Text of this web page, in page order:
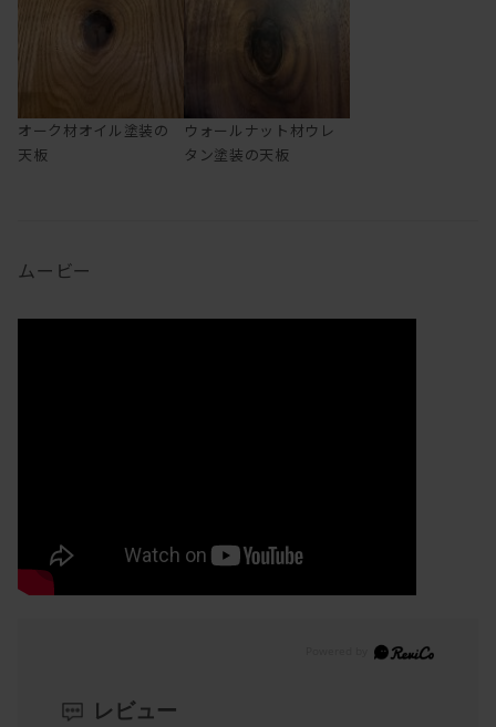
オーク材オイル塗装の
天板
ウォールナット材ウレ
タン塗装の天板
ムービー
レビュー